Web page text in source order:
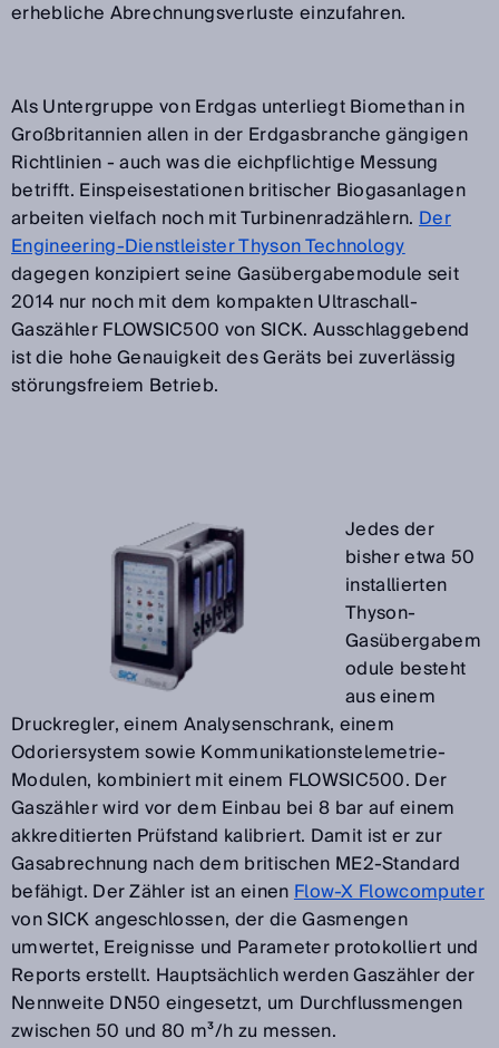
erhebliche Abrechnungsverluste einzufahren.
Als Untergruppe von Erdgas unterliegt Biomethan in
Großbritannien allen in der Erdgasbranche gängigen
Richtlinien - auch was die eichpflichtige Messung
betrifft. Einspeisestationen britischer Biogasanlagen
arbeiten vielfach noch mit Turbinenradzählern.Der
Engineering-Dienstleister Thyson Technology
dagegen konzipiert seine Gasübergabemodule seit
2014 nur noch mit dem kompakten Ultraschall-
Gaszähler FLOWSIC500 von SICK. Ausschlaggebend
ist die hohe Genauigkeit des Geräts bei zuverlässig
störungsfreiem Betrieb.
Jedes der
bisher etwa 50
installierten
Thyson-
Gasübergabem
odule besteht
aus einem
Druckregler, einem Analysenschrank, einem
Odoriersystem sowie Kommunikationstelemetrie-
Modulen, kombiniert mit einem FLOWSIC500. Der
Gaszähler wird vor dem Einbau bei 8 bar auf einem
akkreditierten Prüfstand kalibriert. Damit ist er zur
Gasabrechnung nach dem britischen ME2-Standard
befähigt. Der Zähler ist an einenFlow-X Flowcomputer
von SICK angeschlossen, der die Gasmengen
umwertet, Ereignisse und Parameter protokolliert und
Reports erstellt. Hauptsächlich werden Gaszähler der
Nennweite DN50 eingesetzt, um Durchflussmengen
zwischen 50 und 80 m³/h zu messen.